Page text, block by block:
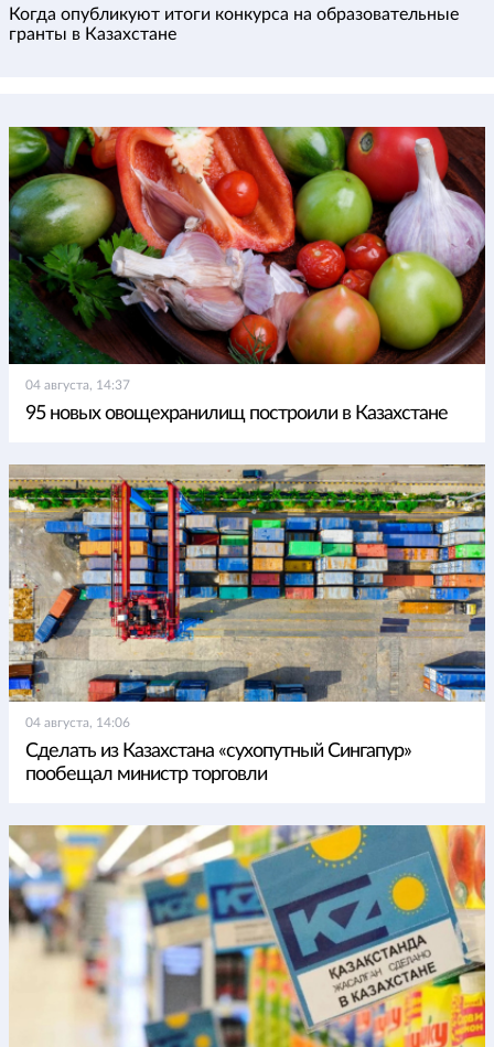
Когда опубликуют итоги конкурса на образовательные
гранты в Казахстане
04 августа, 14:37
95 новых овощехранилищ построили в Казахстане
04 августа, 14:06
Сделать из Казахстана «сухопутный Сингапур»
пообещал министр торговли